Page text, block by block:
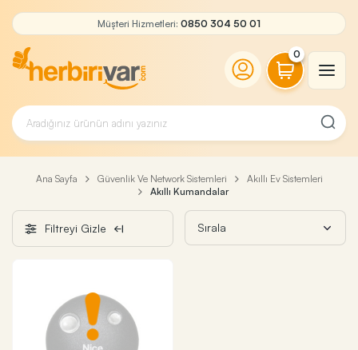
Müşteri Hizmetleri: 0850 304 50 01
0
Ana Sayfa Güvenlik Ve Network Sistemleri
Akıllı Ev Sistemleri
Akıllı Kumandalar
Filtreyi Gizle